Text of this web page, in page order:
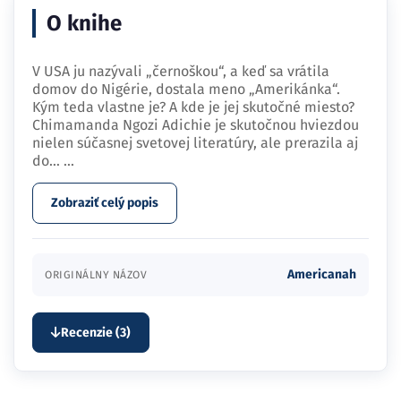
O knihe
V USA ju nazývali „černoškou“, a keď sa vrátila
domov do Nigérie, dostala meno „Amerikánka“.
Kým teda vlastne je? A kde je jej skutočné miesto?
Chimamanda Ngozi Adichie je skutočnou hviezdou
nielen súčasnej svetovej literatúry, ale prerazila aj
do… ...
Zobraziť celý popis
ORIGINÁLNY NÁZOV Americanah
Recenzie (3)